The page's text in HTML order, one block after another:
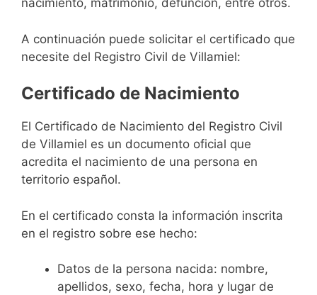
nacimiento, matrimonio, defunción, entre otros.
A continuación puede solicitar el certificado que
necesite del Registro Civil de Villamiel:
Certificado de Nacimiento
El Certificado de Nacimiento del Registro Civil
de Villamiel es un documento oficial que
acredita el nacimiento de una persona en
territorio español.
En el certificado consta la información inscrita
en el registro sobre ese hecho:
Datos de la persona nacida: nombre,
apellidos, sexo, fecha, hora y lugar de